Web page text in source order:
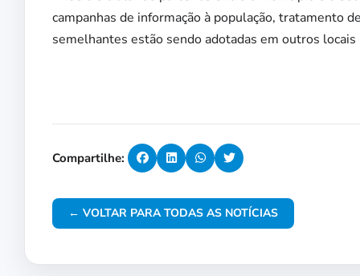
campanhas de informação à população, tratamento
semelhantes estão sendo adotadas em outros
Compartilhe:
← VOLTAR PARA TODAS AS NOTÍCIAS